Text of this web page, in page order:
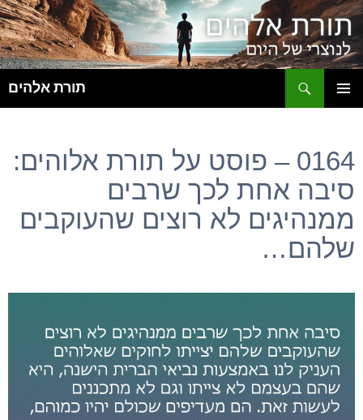
תורת אלהים
0164 – פוסט על תורת אלוהים:
סיבה אחת לכך שרבים
ממנהיגים לא רוצים שהעוקבים
שלהם…